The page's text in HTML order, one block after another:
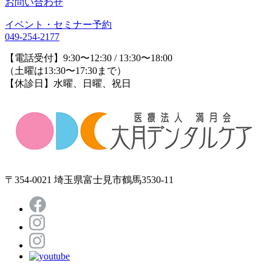
イベント・セミナー予約
049-254-2177
【電話受付】9:30〜12:30 / 13:30〜18:00
（土曜は13:30〜17:30まで）
【休診日】水曜、日曜、祝日
〒354-0021 埼玉県富士見市鶴馬3530-11